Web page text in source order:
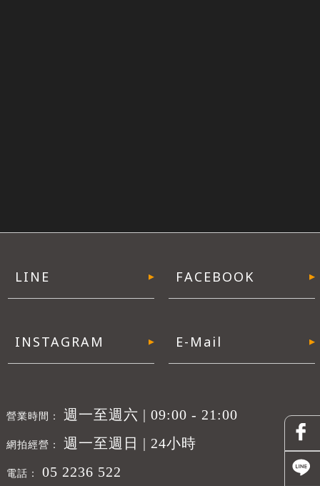
05 2236 522
週一至週六 | 09:00 - 21:00
週一至週日 | 24小時